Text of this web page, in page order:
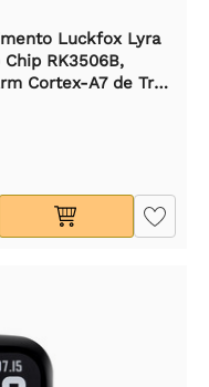
Luckfox Lyra
RK3506B,
Cortex-A7 de Três